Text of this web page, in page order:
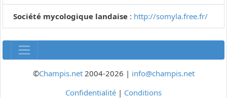
Société mycologique landaise : http://somyla.free.fr/
©Champis.net2004-2026 | info@champis.net
Confidentialité | Conditions